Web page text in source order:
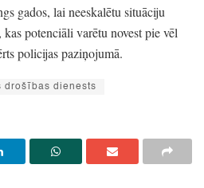
gados, lai neeskalētu situāciju
kas potenciāli varētu novest pie vēl
policijas paziņojumā.
drošības dienests